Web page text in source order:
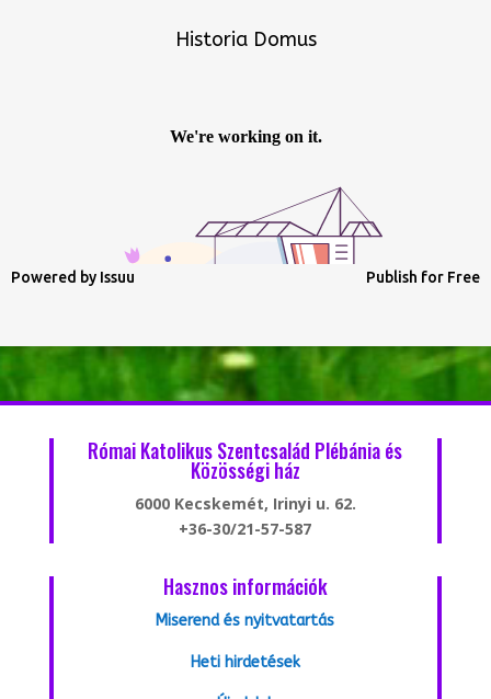
Historia Domus
Powered by Issuu Publish for Free
Római Katolikus Szentcsalád Plébánia és
Közösségi ház
6000 Kecskemét, Irinyi u. 62.
+36-30/21-57-587
Hasznos információk
Miserend és nyitvatartás
Heti hirdetések